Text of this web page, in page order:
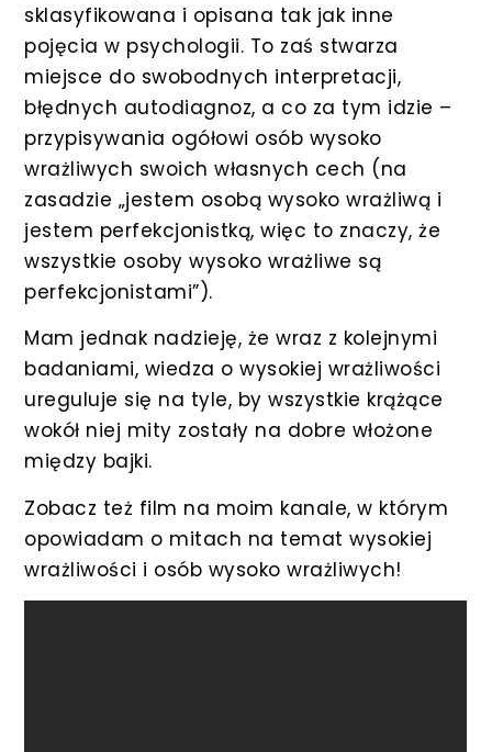
sklasyfikowana i opisana tak jak inne
pojęcia w psychologii. To zaś stwarza
miejsce do swobodnych interpretacji,
błędnych autodiagnoz, a co za tym idzie –
przypisywania ogółowi osób wysoko
wrażliwych swoich własnych cech (na
zasadzie „jestem osobą wysoko wrażliwą i
jestem perfekcjonistką, więc to znaczy, że
wszystkie osoby wysoko wrażliwe są
perfekcjonistami”).
Mam jednak nadzieję, że wraz z kolejnymi
badaniami, wiedza o wysokiej wrażliwości
ureguluje się na tyle, by wszystkie krążące
wokół niej mity zostały na dobre włożone
między bajki.
Zobacz też film na moim kanale, w którym
opowiadam o mitach na temat wysokiej
wrażliwości i osób wysoko wrażliwych!